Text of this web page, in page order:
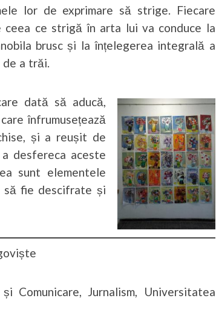
lor de exprimare să strige. Fiecare
ceea ce strigă în arta lui va conduce la
brusc și la înțelegerea integrală a
de a trăi.
dată să aducă,
înfrumusețează
și a reușit de
desfereca aceste
sunt elementele
să fie descifrate și
Comunicare, Jurnalism, Universitatea